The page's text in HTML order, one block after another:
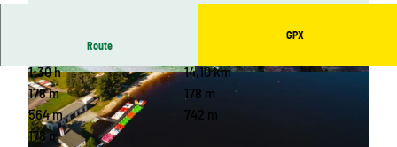
© Vanessa Schüppel, Greifensteinregion |
CC-BY-ND
Route
GPX
1:30 h
14,10 km
178 m
178 m
564 m
742 m
178 m